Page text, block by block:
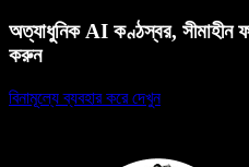
অত্যাধুনিক AI কণ্ঠস্বর,
করুন
বিনামূল্যে ব্যবহার করে দেখুন